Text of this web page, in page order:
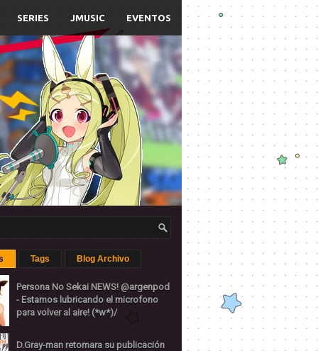
SERIES JMUSIC EVENTOS
Tags Blog Archivo
Persona No Sekai NEWS! @argenpod
- Estamos lubricando el microfono
para volver al aire! (*w*)/
D.Gray-man retomara su publicación